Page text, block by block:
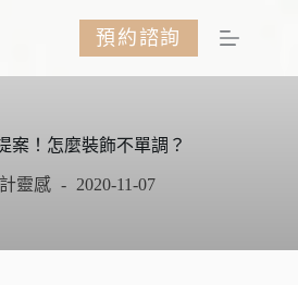
預約諮詢
案！怎麼裝飾不單調？
靈感 2020-11-07